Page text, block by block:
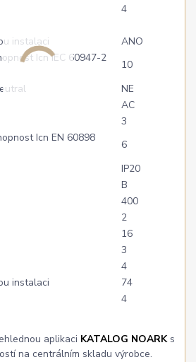
4
instalaci
ANO
Icn IEC 60947-2
10
NE
AC
3
Icn EN 60898
6
IP20
B
400
2
16
3
4
instalaci
74
4
aplikaci KATALOG NOARKs
na centrálním skladu výrobce.